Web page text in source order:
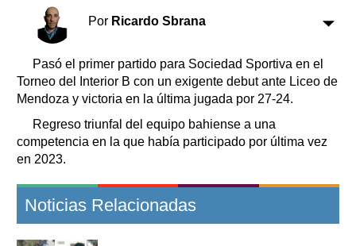
Clasificados
Horóscopo
Servicios
Farmacias
Transportes
Loterías
Datos Útiles
Edictos
Teléfonos de urgencia
Por Ricardo Sbrana
Pasó el primer partido para Sociedad Sportiva en el
Torneo del Interior B con un exigente debut ante Liceo de
Mendoza y victoria en la última jugada por 27-24.
Regreso triunfal del equipo bahiense a una
competencia en la que había participado por última vez
en 2023.
Noticias Relacionadas